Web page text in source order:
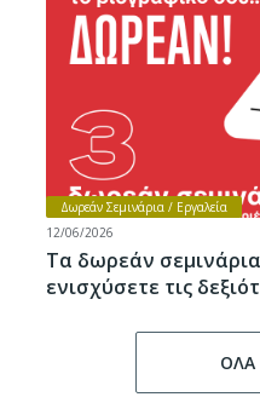
Δωρεάν Σεμινάρια / Εργαλεία
12/06/2026
Τα δωρεάν
ενισχύσετε τις
ΟΛΑ